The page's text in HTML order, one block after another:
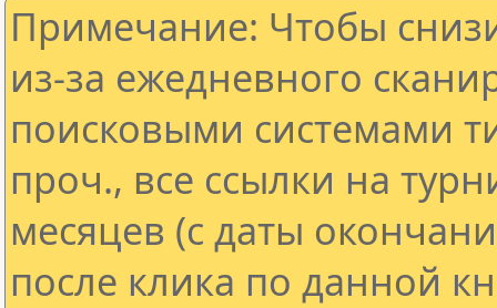
Примечание: Чтобы
из-за ежедневного
поисковыми системами
проч., все ссылки на
месяцев (с даты
после клика по данной